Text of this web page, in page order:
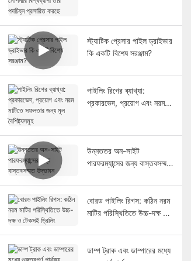
স্ট্যাটিক প্রেসার পাইল ড্রাইভার
কি একটি বিশেষ সরঞ্জাম?
পাইলিং রিগের ব্যাখ্যা:
প্রকারভেদ, প্রয়োগ এবং নরম
উন্নততর অন-সাইট
পারফরম্যান্সের জন্য বাস্তবসম্মত
বোরড পাইলিং রিগস: কঠিন নরম
মাটির পরিস্থিতিতে উচ্চ-দক্ষ ও
ডাম্প ট্রাক এবং ডাম্পারের মধ্যে